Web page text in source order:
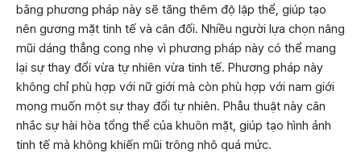
bằng phương pháp này sẽ tăng thêm độ lập thể, giúp tạo
nên gương mặt tinh tế và cân đối. Nhiều người lựa chọn nâng
mũi dáng thẳng cong nhẹ vì phương pháp này có thể mang
lại sự thay đổi vừa tự nhiên vừa tinh tế. Phương pháp này
không chỉ phù hợp với nữ giới mà còn phù hợp với nam giới
mong muốn một sự thay đổi tự nhiên. Phẫu thuật này cân
nhắc sự hài hòa tổng thể của khuôn mặt, giúp tạo hình ảnh
tinh tế mà không khiến mũi trông nhô quá mức.